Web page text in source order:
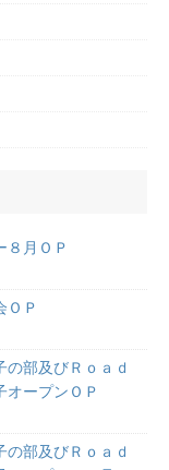
月ＯＰ
Ｐ
部及びＲｏａｄ
ープンＯＰ
部及びＲｏａｄ